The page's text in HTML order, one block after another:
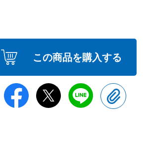
この商品を購入する